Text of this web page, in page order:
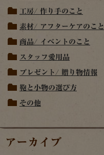
工房/ 作り手のこと
素材/ アフターケアのこと
商品/ イベントのこと
スタッフ愛用品
プレゼント/ 贈り物情報
鞄と小物の選び方
その他
アーカイブ